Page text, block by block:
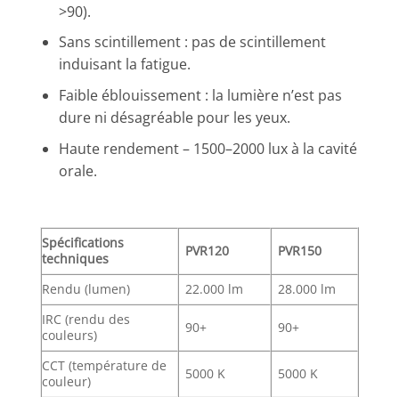
>90).
Sans scintillement : pas de scintillement
induisant la fatigue.
Faible éblouissement : la lumière n’est pas
dure ni désagréable pour les yeux.
Haute rendement – 1500–2000 lux à la cavité
orale.
Spécifications
techniques
PVR120 PVR150
Rendu (lumen) 22.000 lm
28.000 lm
IRC (rendu des
couleurs)
90+ 90+
CCT (température de
couleur)
5000 K 5000 K